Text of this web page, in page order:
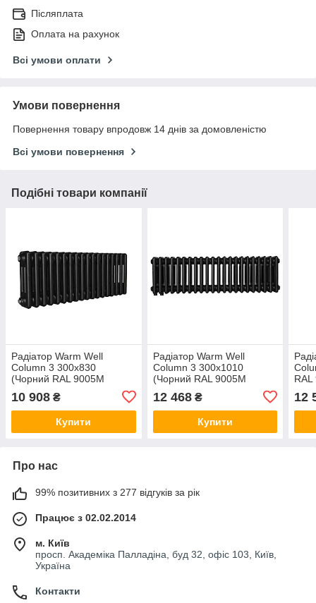
Післяплата
Оплата на рахунок
Всі умови оплати
Умови повернення
Повернення товару впродовж 14 днів за домовленістю
Всі умови повернення
Подібні товари компанії
Радіатор Warm Well
Column 3 300x830
(Чорний RAL 9005M
10 908 ₴
Купити
Радіатор Warm Well
Column 3 300x1010
(Чорний RAL 9005M
12 468₴
Купити
RAL
12
Про нас
99% позитивних з 277 відгуків за рік
Працює з 02.02.2014
м. Київ
просп. Академіка Палладіна, буд 32, офіс 103, Київ,
Україна
Контакти